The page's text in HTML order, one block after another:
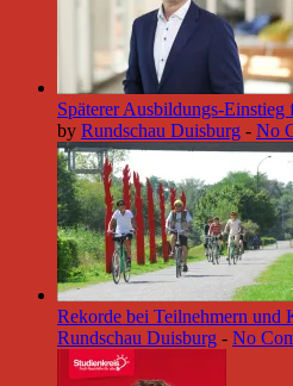
Späterer Ausbildungs-
by Rundschau Duisburg - No
Rekorde bei Teilnehmern und
Rundschau Duisburg - No